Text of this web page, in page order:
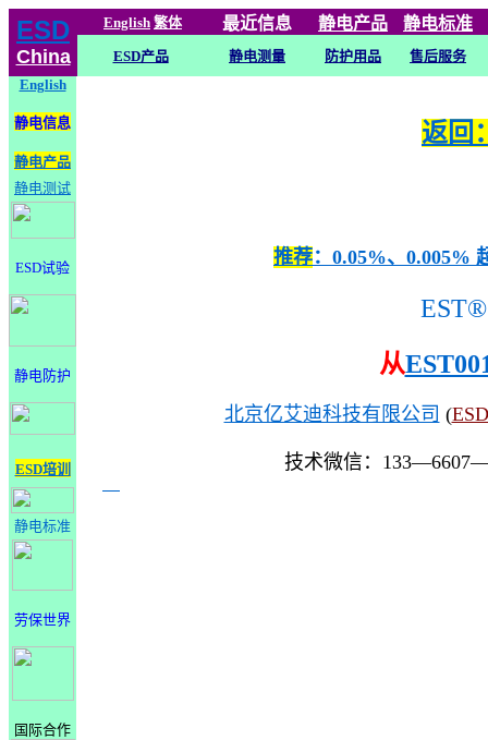
ESD
China
English 繁体 最近信息 静电产品 静电标准
ESD产品 静电测量 防护用品
售后服务
English
静电信息
静电产品
静电测试
ESD试验
静电防护
ESD培训
静电标准
劳保世界
国际合作
返回
推荐：0.05%、0.005%
EST®
从
北京亿艾迪科技有限公司 (
技术微信：